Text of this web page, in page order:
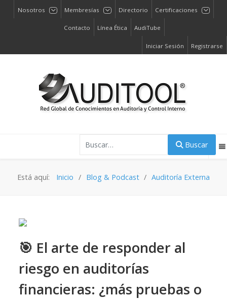
Nosotros Membresías Directorio Certificaciones
Contacto Línea Ética AudiTube
Iniciar Sesión Registrarse
Buscar
Está aquí: Inicio Blog & Podcast Auditoría Externa
🎯 El arte de responder al
riesgo en auditorías
financieras: ¿más pruebas o